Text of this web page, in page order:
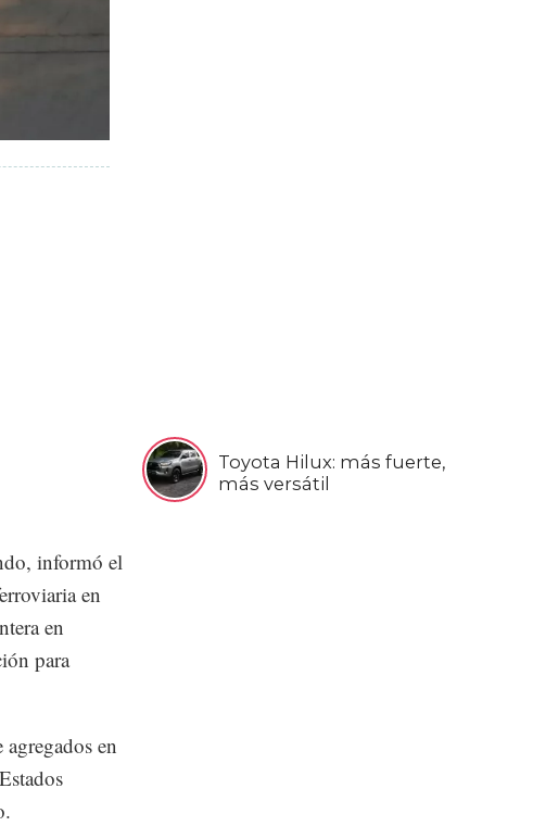
Toyota Hilux: más fuerte,
más versátil
informó el
en
en
para
en